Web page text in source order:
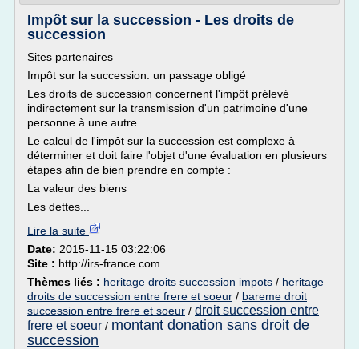
Impôt sur la succession - Les droits de
succession
Sites partenaires
Impôt sur la succession: un passage obligé
Les droits de succession concernent l'impôt prélevé
indirectement sur la transmission d'un patrimoine d'une
personne à une autre.
Le calcul de l'impôt sur la succession est complexe à
déterminer et doit faire l'objet d'une évaluation en plusieurs
étapes afin de bien prendre en compte :
La valeur des biens
Les dettes...
Lire la suite
Date: 2015-11-15 03:22:06
Site : http://irs-france.com
Thèmes liés : heritage droits succession impots / heritage
droits de succession entre frere et soeur / bareme droit
succession entre frere et soeur / droit succession entre
frere et soeur / montant donation sans droit de
succession